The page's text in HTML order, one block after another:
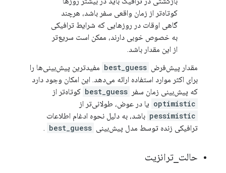
کوتاه‌تر از زمان واقعی سفر باشد، هرچند
گاهی اوقات در روزهایی که شرایط ترافیکی
به خصوص خوبی دارند، ممکن است سریع‌تر
از این مقدار باشد.
مقدار پیش‌فرض best_guess مفیدترین پیش‌بینی‌ها را
برای اکثر موارد استفاده ارائه می‌دهد. این امکان وجود دارد
که پیش‌بینی زمان سفر best_guess کوتاه‌تر از
optimistic یا در عوض، طولانی‌تر از
pessimistic باشد، به دلیل نحوه ادغام اطلاعات
ترافیکی زنده توسط مدل پیش‌بینی best_guess
.
حالت ترانزیت